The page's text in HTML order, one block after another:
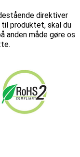
direktiver
til produktet, skal du
måde gøre os